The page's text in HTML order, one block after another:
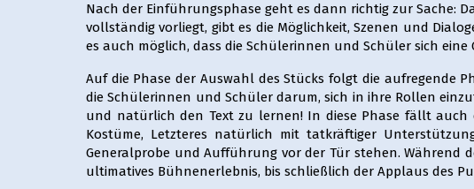
Nach der Einführungsphase geht es dann richtig zur Sache:
vollständig vorliegt, gibt es die Möglichkeit, Szenen und
es auch möglich, dass die Schülerinnen und Schüler sich
Auf die Phase der Auswahl des Stücks folgt die aufregende
die Schülerinnen und Schüler darum, sich in ihre Rollen
und natürlich den Text zu lernen! In diese Phase fällt auch
Kostüme, Letzteres natürlich mit tatkräftiger
Generalprobe und Aufführung vor der Tür stehen. Während
ultimatives Bühnenerlebnis, bis schließlich der Applaus des